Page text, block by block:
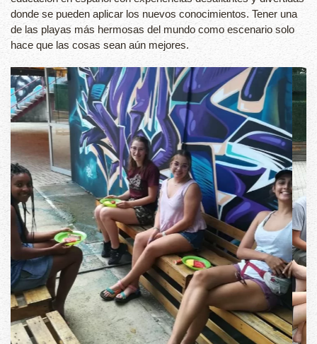
donde se pueden aplicar los nuevos conocimientos. Tener una
de las playas más hermosas del mundo como escenario solo
hace que las cosas sean aún mejores.